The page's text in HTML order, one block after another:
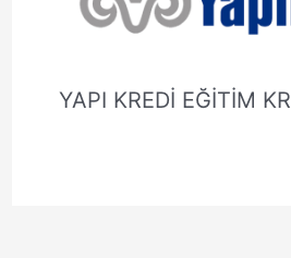
YAPI KREDİ EĞİTİM